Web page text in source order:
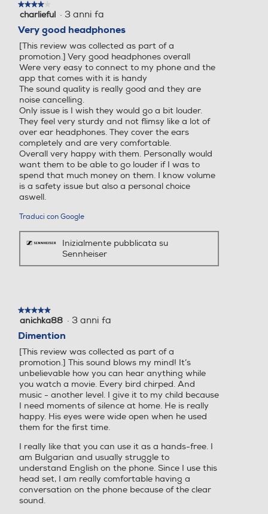
★★★★★
★★★★★
4
5
stelle.
charlieful · 3 anni fa
Very good headphones
[This review was collected as part of a
promotion.] Very good headphones overall
Were very easy to connect to my phone and the
app that comes with it is handy
The sound quality is really good and they are
noise cancelling.
Only issue is I wish they would go a bit louder.
They feel very sturdy and not flimsy like a lot of
over ear headphones. They cover the ears
completely and are very comfortable.
Overall very happy with them. Personally would
want them to be able to go louder if I was to
spend that much money on them. I know volume
is a safety issue but also a personal choice
aswell.
Traduci con Google
Inizialmente pubblicata su
Sennheiser
★★★★★
★★★★★
5
5
stelle.
anichka88 · 3 anni fa
Dimention
[This review was collected as part of a
promotion.] This sound blows my mind! It’s
unbelievable how you can hear anything while
you watch a movie. Every bird chirped. And
music - another level. I give it to my child because
I need moments of silence at home. He is really
happy. His eyes were wide open when he used
them for the first time.
I really like that you can use it as a hands-free. I
am Bulgarian and usually struggle to
understand English on the phone. Since I use this
head set, I am really comfortable having a
conversation on the phone because of the clear
sound.